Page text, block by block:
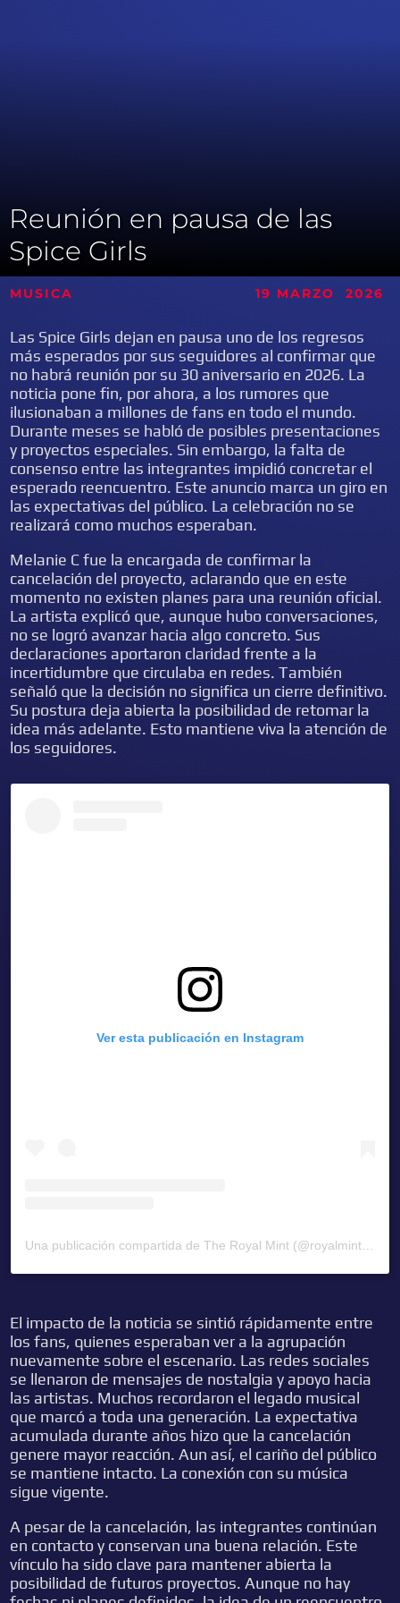
Reunión en pausa de las
Spice Girls
MUSICA 19 MARZO 2026
Las Spice Girls dejan en pausa uno de los regresos
más esperados por sus seguidores al confirmar que
no habrá reunión por su 30 aniversario en 2026. La
noticia pone fin, por ahora, a los rumores que
ilusionaban a millones de fans en todo el mundo.
Durante meses se habló de posibles presentaciones
y proyectos especiales. Sin embargo, la falta de
consenso entre las integrantes impidió concretar el
esperado reencuentro. Este anuncio marca un giro en
las expectativas del público. La celebración no se
realizará como muchos esperaban.
Melanie C fue la encargada de confirmar la
cancelación del proyecto, aclarando que en este
momento no existen planes para una reunión oficial.
La artista explicó que, aunque hubo conversaciones,
no se logró avanzar hacia algo concreto. Sus
declaraciones aportaron claridad frente a la
incertidumbre que circulaba en redes. También
señaló que la decisión no significa un cierre definitivo.
Su postura deja abierta la posibilidad de retomar la
idea más adelante. Esto mantiene viva la atención de
los seguidores.
Ver esta publicación en Instagram
El impacto de la noticia se sintió rápidamente entre
los fans, quienes esperaban ver a la agrupación
nuevamente sobre el escenario. Las redes sociales
se llenaron de mensajes de nostalgia y apoyo hacia
las artistas. Muchos recordaron el legado musical
que marcó a toda una generación. La expectativa
acumulada durante años hizo que la cancelación
genere mayor reacción. Aun así, el cariño del público
se mantiene intacto. La conexión con su música
sigue vigente.
A pesar de la cancelación, las integrantes continúan
en contacto y conservan una buena relación. Este
vínculo ha sido clave para mantener abierta la
posibilidad de futuros proyectos. Aunque no hay